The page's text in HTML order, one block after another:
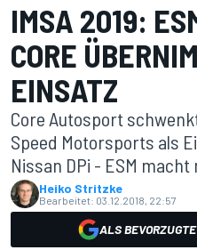
IMSA 2019:
CORE
EINSATZ
Core Autosport
Speed Motorsports als
Nissan DPi - ESM
Heiko Stritzke
Bearbeitet: 03.12.2018, 22:57
ALS